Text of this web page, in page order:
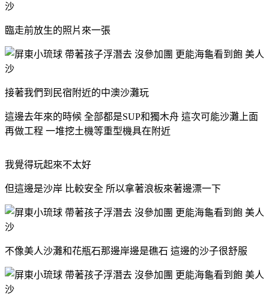
臨走前放生的照片來一張
接著我們到民宿附近的中澳沙灘玩
這邊去年來的時候 全部都是SUP和獨木舟 這次可能沙灘上面
再做工程 一堆挖土機等重型機具在附近
我覺得玩起來不太好
但這邊是沙岸 比較安全 所以拿著浪板來著邊漂一下
不像美人沙灘和花瓶石那邊岸邊是礁石 這邊的沙子很舒服